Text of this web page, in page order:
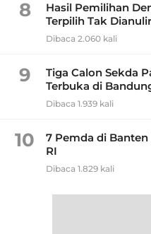
8
Hasil Pemilihan
Terpilih Tak
Dibaca 2.060 kali
9
Tiga Calon Sekda
Terbuka di
Dibaca 1.939 kali
10
7 Pemda di
RI
Dibaca 1.829 kali